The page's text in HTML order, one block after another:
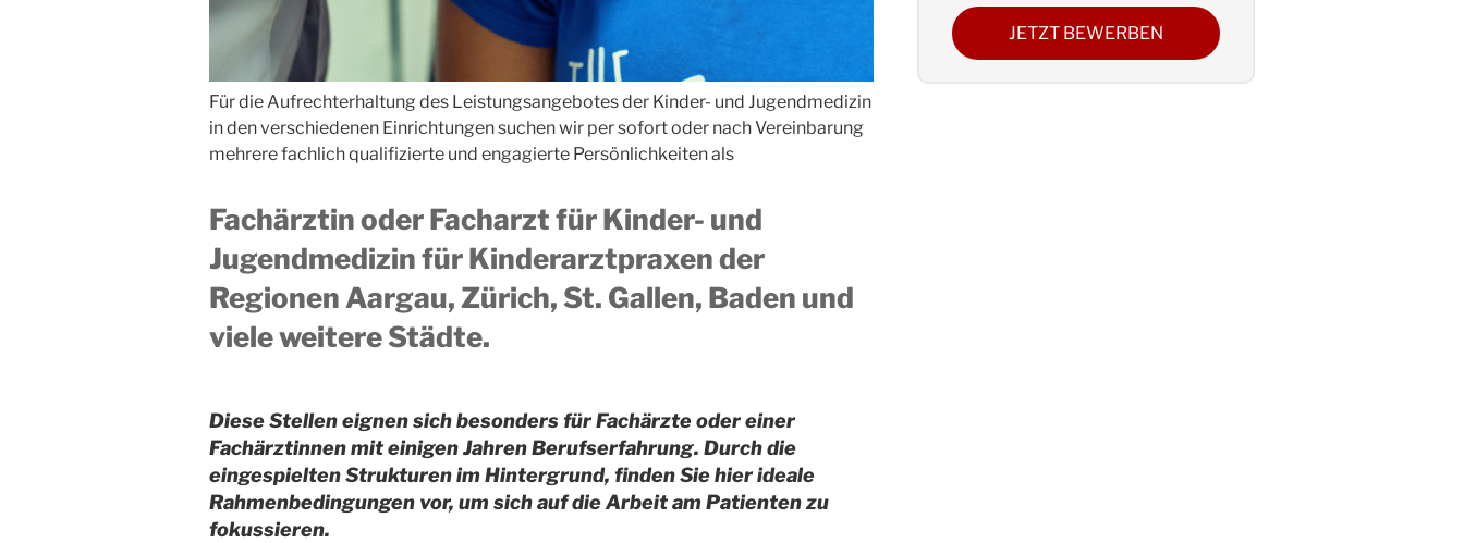
Für die Aufrechterhaltung des Leistungsangebotes der Kinder- und Jugendmedizin
in den verschiedenen Einrichtungen suchen wir per sofort oder nach Vereinbarung
mehrere fachlich qualifizierte und engagierte Persönlichkeiten als
Fachärztin oder Facharzt für Kinder- und
Jugendmedizin für Kinderarztpraxen der
Regionen Aargau, Zürich, St. Gallen, Baden und
viele weitere Städte.
Diese Stellen eignen sich besonders für Fachärzte oder einer
Fachärztinnen mit einigen Jahren Berufserfahrung. Durch die
eingespielten Strukturen im Hintergrund, finden Sie hier ideale
Rahmenbedingungen vor, um sich auf die Arbeit am Patienten zu
fokussieren.
JETZT BEWERBEN